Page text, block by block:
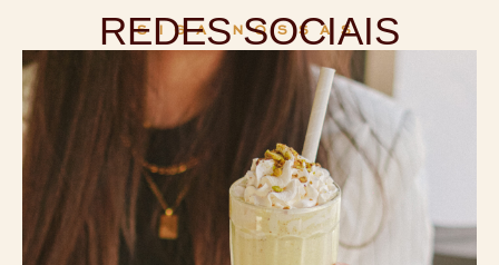
SIGA NOSSAS
REDES SOCIAIS